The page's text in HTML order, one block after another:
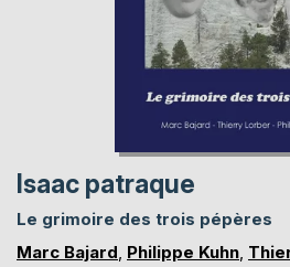
Isaac patraque
Le grimoire des trois pépères
Marc Bajard, Philippe Kuhn,